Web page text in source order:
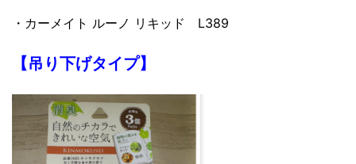
・カーメイト ルーノ リキッド L389
【吊り下げタイプ】